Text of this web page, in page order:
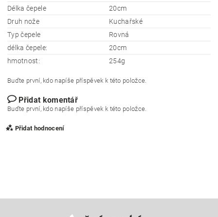
Délka čepele
20cm
Druh nože
Kuchařské
Typ čepele
Rovná
délka čepele:
20cm
hmotnost:
254g
Buďte první, kdo napíše příspěvek k této položce.
Přidat komentář
Buďte první, kdo napíše příspěvek k této položce.
Přidat hodnocení